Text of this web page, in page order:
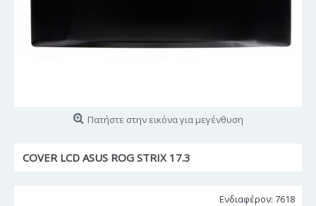
Πατήστε στην εικόνα για μεγένθυση
COVER LCD ASUS ROG STRIX 17.3
Ενδιαφέρον: 7618